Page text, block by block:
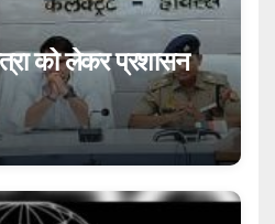
को लेकर प्रशासन